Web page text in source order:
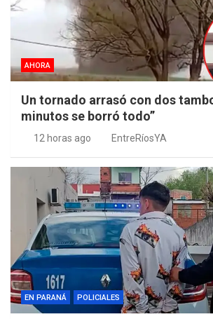
AHORA
Un tornado arrasó con dos
minutos se borró todo”
12 horas ago EntreRíosYA
EN PARANÁ POLICIALES